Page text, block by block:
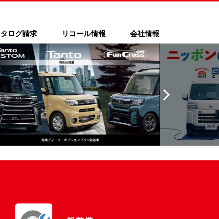
ログ請求 リコール情報 会社情報